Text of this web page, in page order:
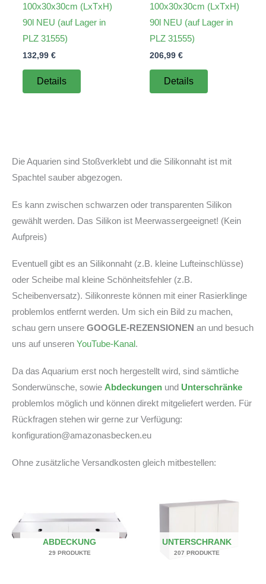
100x30x30cm (LxTxH)
90l NEU (auf Lager in
PLZ 31555)
132,99 €
Details
100x30x30cm (LxTxH)
90l NEU (auf Lager in
PLZ 31555)
206,99 €
Details
Die Aquarien sind Stoßverklebt und die Silikonnaht ist mit
Spachtel sauber abgezogen.
Es kann zwischen schwarzen oder transparenten Silikon
gewählt werden. Das Silikon ist Meerwassergeeignet! (Kein
Aufpreis)
Eventuell gibt es an Silikonnaht (z.B. kleine Lufteinschlüsse)
oder Scheibe mal kleine Schönheitsfehler (z.B.
Scheibenversatz). Silikonreste können mit einer Rasierklinge
problemlos entfernt werden. Um sich ein Bild zu machen,
schau gern unsere GOOGLE-REZENSIONEN an und besuch
uns auf unseren YouTube-Kanal.
Da das Aquarium erst noch hergestellt wird, sind sämtliche
Sonderwünsche, sowie Abdeckungen und Unterschränke
problemlos möglich und können direkt mitgeliefert werden. Für
Rückfragen stehen wir gerne zur Verfügung:
konfiguration@amazonasbecken.eu
Ohne zusätzliche Versandkosten gleich mitbestellen:
ABDECKUNG
29 PRODUKTE
UNTERSCHRANK
207 PRODUKTE